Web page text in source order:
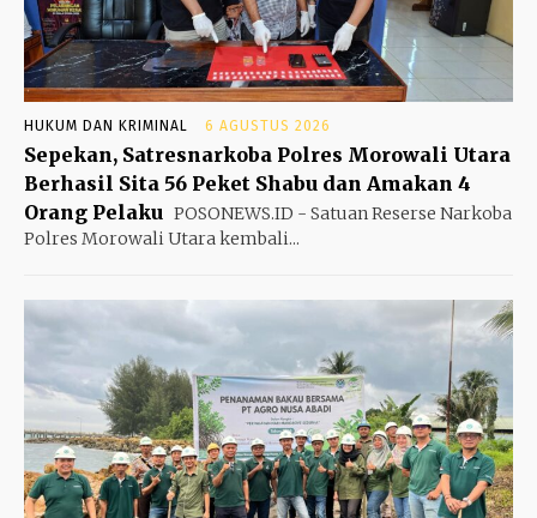
HUKUM DAN KRIMINAL 6 AGUSTUS 2026
Sepekan, Satresnarkoba Polres Morowali Utara
Berhasil Sita 56 Peket Shabu dan Amakan 4
Orang Pelaku POSONEWS.ID - Satuan Reserse Narkoba
Polres Morowali Utara kembali...